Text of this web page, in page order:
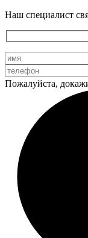
Наш специалист
Пожалуйста,